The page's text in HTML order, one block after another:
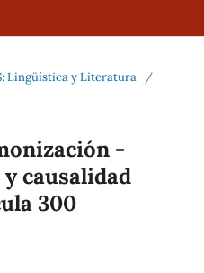
Lingüística y Literatura
/
-
causalidad
300